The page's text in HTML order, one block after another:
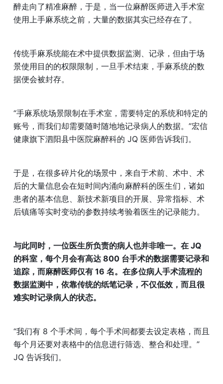
醉走向了精准麻醉，于是，当一位麻醉医师进入手术室
使用上手麻系统之前，大量的数据其实已经存在了。
传统手麻系统能在术中提供数据监测、记录，但由于场
景使用目的的权限限制，一旦手术结束，手麻系统的数
据便会被封存。
“手麻系统场景限制在手术室，需要特定的系统和特定的
账号，而我们却需要随时随地地记录病人的数据。”宏信
健康旗下泗阳县中医院麻醉科的 JQ 医师告诉我们。
于是，在很多碎片化的场景中，来自于术前、术中、术
后的大量信息会在短时间内涌向麻醉科的医生们，诸如
患者的基本信息、新技术新项目的开展、异常指标、术
后镇痛等实时变动的参数持续考验着医生的记录能力。
与此同时，一位医生所负责的病人也并非唯一。在 JQ
的科室，每个月会有高达 800 台手术的数据需要记录和
追踪，而麻醉医师仅有 16 名。在多位病人手术流程的
数据监测中，依靠传统的纸笔记录，不仅低效，而且很
难实时记录病人的状态。
“我们有 8 个手术间，每个手术间都要去设定表格，而且
每个月还要对表格中的信息进行筛选、整合和处理。”
JQ 告诉我们。